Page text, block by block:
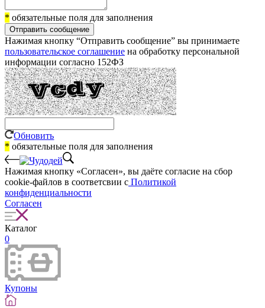
* обязательные поля для заполнения
Отправить сообщение
Нажимая кнопку “Отправить сообщение” вы принимаете
пользовательское соглашение на обработку персональной
информации согласно 152ФЗ
Обновить
* обязательные поля для заполнения
Нажимая кнопку «Согласен», вы даёте cогласие на сбор
cookie-файлов в соответсвии с Политикой
конфиденциальности
Согласен
Каталог
0
Купоны